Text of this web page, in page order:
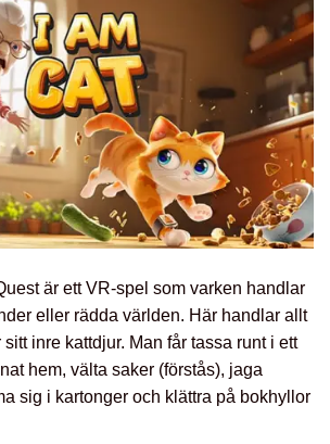
är ett VR-spel som varken handlar
eller rädda världen. Här handlar allt
inre kattdjur. Man får tassa runt i ett
hem, välta saker (förstås), jaga
sig i kartonger och klättra på bokhyllor